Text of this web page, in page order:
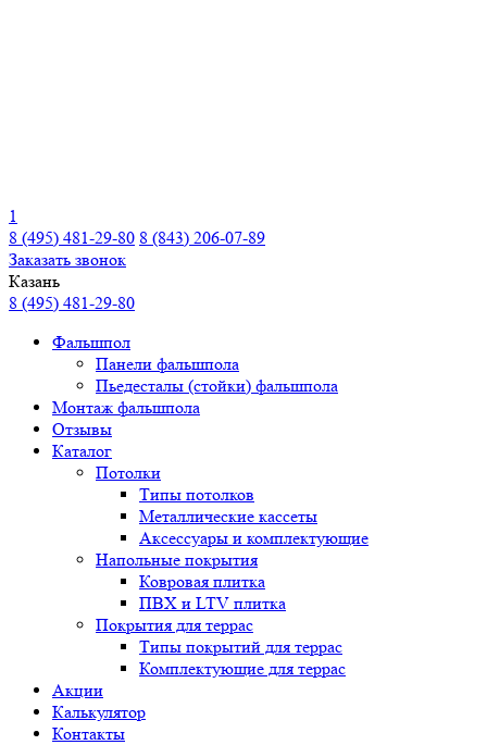
1
8 (495) 481-29-80 8 (843) 206-07-89
Заказать звонок
Казань
8 (495) 481-29-80
Фальшпол
Панели фальшпола
Пьедесталы (стойки) фальшпола
Монтаж фальшпола
Отзывы
Каталог
Потолки
Типы потолков
Металлические кассеты
Аксессуары и комплектующие
Напольные покрытия
Ковровая плитка
ПВХ и LTV плитка
Покрытия для террас
Типы покрытий для террас
Комплектующие для террас
Акции
Калькулятор
Контакты